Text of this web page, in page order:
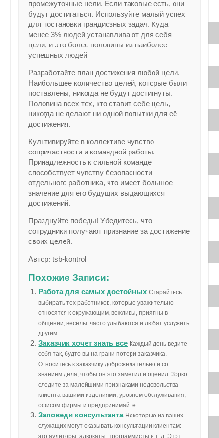
промежуточные цели. Если таковые есть, они
будут достигаться. Используйте малый успех
для постановки грандиозных задач. Куда
менее 3% людей устанавливают для себя
цели, и это более половины из наиболее
успешных людей!
Разработайте план достижения любой цели.
Наибольшее количество целей, которые были
поставлены, никогда не будут достигнуты.
Половина всех тех, кто ставит себе цель,
никогда не делают ни одной попытки для её
достижения.
Культивируйте в коллективе чувство
сопричастности и командной работы.
Принадлежность к сильной команде
способствует чувству безопасности
отдельного работника, что имеет большое
значение для его будущих выдающихся
достижений.
Празднуйте победы! Убедитесь, что
сотрудники получают признание за достижение
своих целей.
Автор: tsb-kontrol
Похожие Записи:
Работа для самых достойных Старайтесь
выбирать тех работников, которые уважительно
относятся к окружающим, вежливы, приятны в
общении, веселы, часто улыбаются и любят услужить
другим....
Заказчик хочет знать все Каждый день ведите
себя так, будто вы на грани потери заказчика.
Относитесь к заказчику доброжелательно и со
знанием дела, чтобы он это заметил и оценил. Зорко
следите за малейшими признаками недовольства
клиента вашими изделиями, уровнем обслуживания,
офисом фирмы и предпринимайте...
Заповеди консультанта Некоторые из ваших
служащих могут оказывать консультации клиентам:
это аудиторы, адвокаты, программисты и т. д. Этот